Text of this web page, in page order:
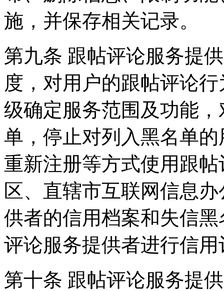
施，并保存相关记录。
第九条 跟帖评论服务提
度，对用户的跟帖评论
级确定服务范围及功能
单，停止对列入黑名单
重新注册等方式使用跟
区、直辖市互联网信息
供者的信用档案和失信
评论服务提供者进行信用
第十条 跟帖评论服务提